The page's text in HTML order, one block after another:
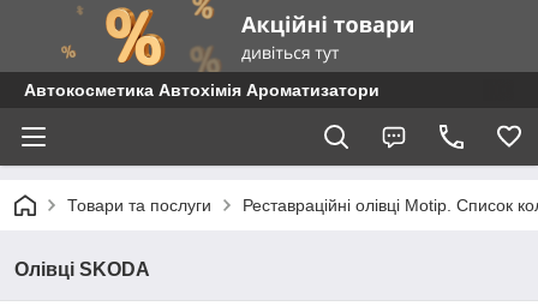
Автокосметика Автохімія Ароматизатори
Товари та послуги Реставраційні олівці Motip. Список
Олівці SKODA